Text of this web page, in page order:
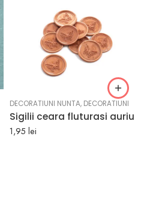
DECORATIUNI NUNTA, DECORATIUNI
Sigilii ceara fluturasi auriu
1,95 lei